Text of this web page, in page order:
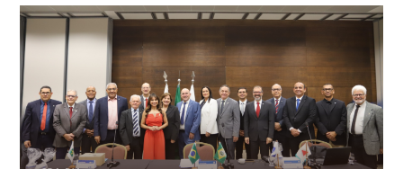
Termo
De
Técnica
Para
Modernização
Da
Gestão
De
Pessoas